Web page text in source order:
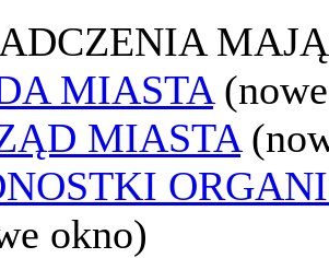
MIASTA
MIASTA
okno)